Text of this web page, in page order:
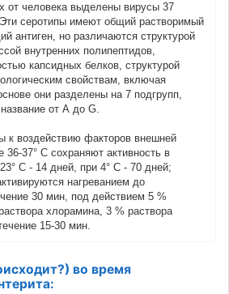
от человека выделены вирусы 37
серотипы имеют общий растворимый
антиген, но различаются структурой
внутренних полипептидов,
капсидных белков, структурой
свойствам, включая
они разделены на 7 подгрупп,
от А до G.
к воздействию факторов внешней
36-37° С сохраняют активность в
С - 14 дней, при 4° С - 70 дней;
нагреванием до
30 мин, под действием 5 %
хлорамина, 3 % раствора
15-30 мин.
во время